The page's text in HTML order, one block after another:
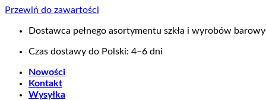
Przewiń do zawartości
Dostawca pełnego asortymentu szkła i wyrobów
Czas dostawy do Polski: 4–6 dni
Nowości
Kontakt
Wysyłka